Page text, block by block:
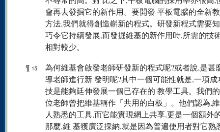
會再去發掘它的新作用。要開發 平板電腦的全新
方法,我們就得創造嶄新的程式。研發新程式需要
巧令它持續發展,而發掘維基的新作用時,所需的技
相對較少。
¶ 15
為何維基會啟發老師研發新的程式呢?或者說,是甚
導老師進行新 發明呢?其中一個可能性就是,一項成
技是能夠廷伸發展一個已存在的 教學工具。我們
位老師曾把維基稱作「共用的白板」。他們認為,
人熟悉的工具,而它能實現網上共享,更是一個額外
那麼,維 基獲廣泛採納,就是因為普遍使用者對它熟